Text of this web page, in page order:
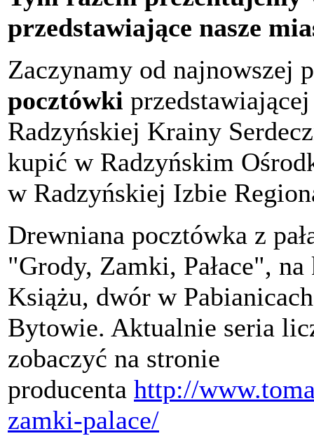
przedstawiające nasze
Zaczynamy od najnowszej
pocztówki
Radzyńskiej Krainy
kupić w Radzyńskim
w Radzyńskiej Izbie
Drewniana pocztówka z
"Grody, Zamki, Pałace",
Książu, dwór w
Bytowie. Aktualnie seria
zobaczyć na stronie
producenta http://
zamki-palace/